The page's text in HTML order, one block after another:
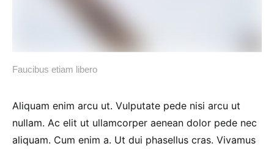
Faucibus etiam libero
Aliquam enim arcu ut. Vulputate pede nisi arcu ut
nullam. Ac elit ut ullamcorper aenean dolor pede nec
aliquam. Cum enim a. Ut dui phasellus cras. Vivamus